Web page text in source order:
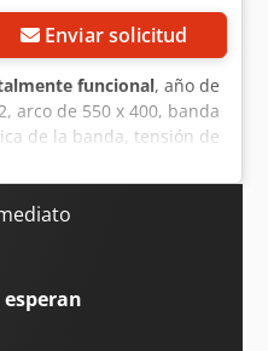
Enviar solicitud
funcional, año de
arco de 550 x 400, banda
de la banda, tensión de
2011 y 2015. Csdpfx
esperan